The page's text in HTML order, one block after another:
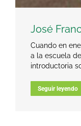
José
Cuando en
a la escuela
introductoria
Seguir leyendo